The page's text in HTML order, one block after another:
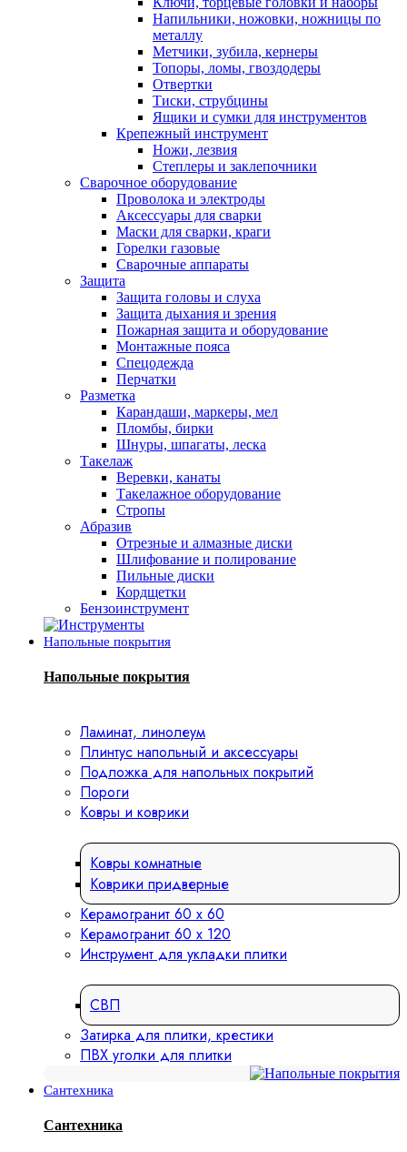
Напильники, ножовки, ножницы по
металлу
Метчики, зубила, кернеры
Топоры, ломы, гвоздодеры
Отвертки
Тиски, струбцины
Ящики и сумки для инструментов
Крепежный инструмент
Ножи, лезвия
Степлеры и заклепочники
Сварочное оборудование
Проволока и электроды
Аксессуары для сварки
Маски для сварки, краги
Горелки газовые
Сварочные аппараты
Защита
Защита головы и слуха
Защита дыхания и зрения
Пожарная защита и оборудование
Монтажные пояса
Спецодежда
Перчатки
Разметка
Карандаши, маркеры, мел
Пломбы, бирки
Шнуры, шпагаты, леска
Такелаж
Веревки, канаты
Такелажное оборудование
Стропы
Абразив
Отрезные и алмазные диски
Шлифование и полирование
Пильные диски
Кордщетки
Бензоинструмент
Напольные покрытия
Напольные покрытия
Ламинат, линолеум
Плинтус напольный и аксессуары
Подложка для напольных покрытий
Пороги
Ковры и коврики
Ковры комнатные
Коврики придверные
Керамогранит 60 х 60
Керамогранит 60 х 120
Инструмент для укладки плитки
СВП
Затирка для плитки, крестики
ПВХ уголки для плитки
Сантехника
Сантехника